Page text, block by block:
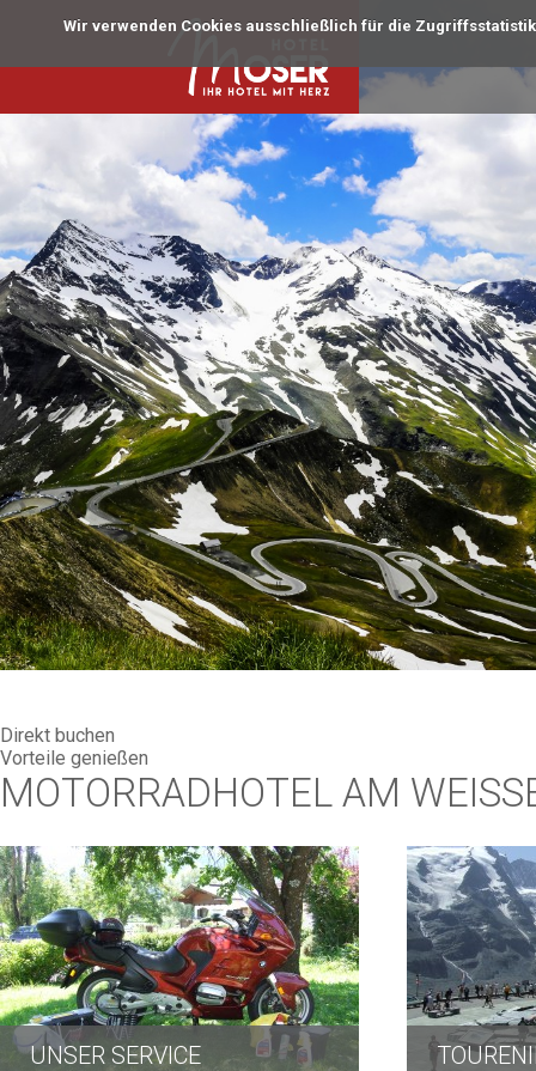
Wir verwenden Cookies ausschließlich für die
Direkt buchen
Vorteile genießen
MOTORRADHOTEL AM
UNSER SERVICE